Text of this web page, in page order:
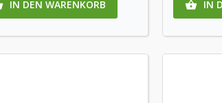
IN DEN WARENKORB  IN